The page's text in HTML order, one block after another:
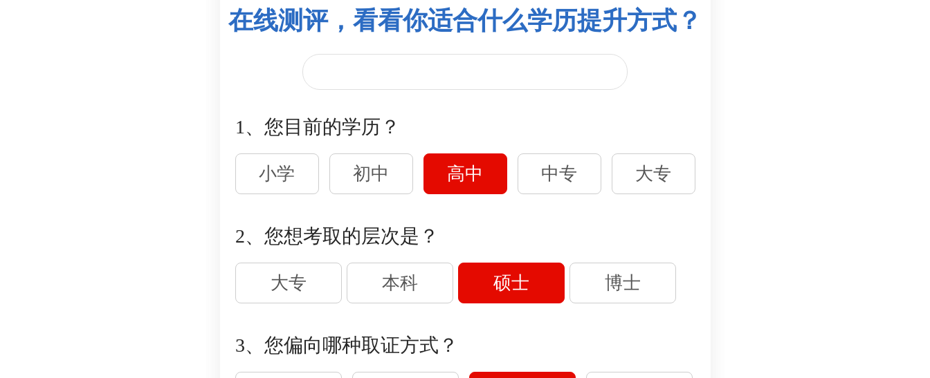
在线测评，看看你适合什么学历提升方式？
1、您目前的学历？
小学 初中 高中 中专 大专
2、您想考取的层次是？
大专 本科 硕士 博士
3、您偏向哪种取证方式？